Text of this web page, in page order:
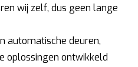
wij zelf, dus geen lange
automatische deuren,
oplossingen ontwikkeld